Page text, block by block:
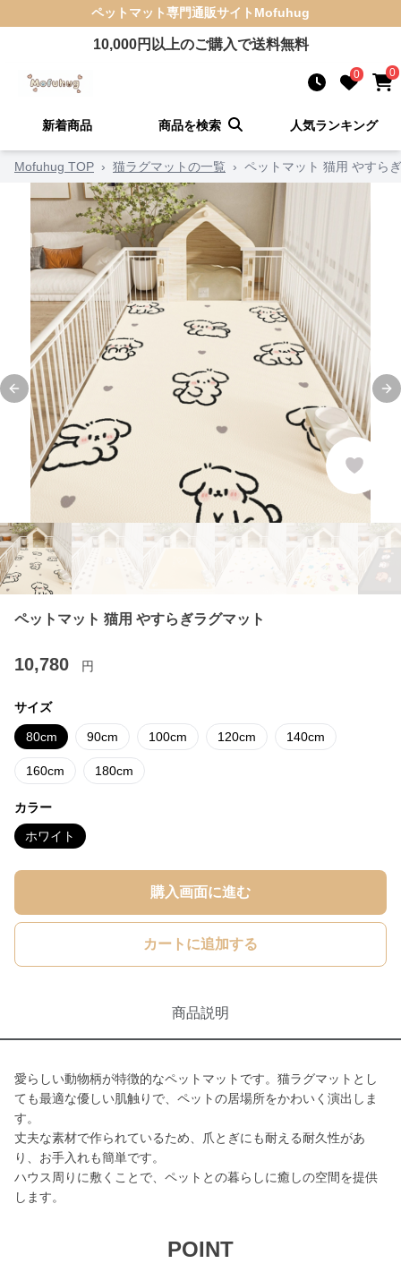
ペットマット専門通販サイト Mofuhug
10,000円以上のご購入で送料無料
0 0
新着商品 商品を検索 人気ランキング
Mofuhug TOP › 猫ラグマットの一覧 › ペットマット 猫用 やすら
Previous slide
ペットマット 猫用 やすらぎラグマット
10,780 円
サイズ
80cm 90cm 100cm 120cm 140cm
160cm 180cm
カラー
ホワイト
購入画面に進む
カートに追加する
商品説明
愛らしい動物柄が特徴的なペットマットです。猫ラグマットとし
ても最適な優しい肌触りで、ペットの居場所をかわいく演出しま
す。
丈夫な素材で作られているため、爪とぎにも耐える耐久性があ
り、お手入れも簡単です。
ハウス周りに敷くことで、ペットとの暮らしに癒しの空間を提供
します。
POINT